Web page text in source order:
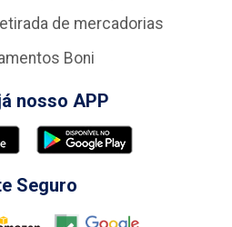
de mercadorias
Boni
nosso APP
Seguro